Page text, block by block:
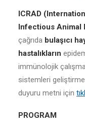
ICRAD
Infectious Animal
çağrıda bulaşıcı
hastalıkların
immünolojik
sistemleri geliştirme
duyuru metni için
PROGRAM